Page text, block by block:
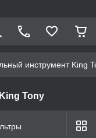
инструмент King
Tony